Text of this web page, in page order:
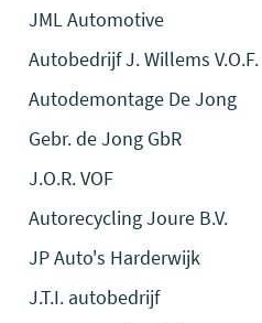
JML Automotive
Autobedrijf J. Willems V.O.F.
Autodemontage De Jong
Gebr. de Jong GbR
J.O.R. VOF
Autorecycling Joure B.V.
JP Auto's Harderwijk
J.T.I. autobedrijf